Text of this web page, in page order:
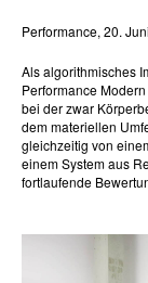
Performance, 20.
Als algorithmisches
Performance
bei der zwar
dem materiellen
gleichzeitig von
einem System aus
fortlaufende